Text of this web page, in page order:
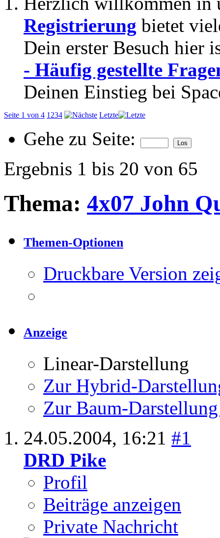
Registrierung bietet
Dein erster Besuch hier
- Häufig gestellte
Deinen Einstieg bei
Seite 1 von 4 1 234 Letzte
Gehe zu Seite:
Ergebnis 1 bis 20 von 65
Thema: 4x07 John
Themen-Optionen
Druckbare Version
Anzeige
Linear-Darstellung
Zur Hybrid-
Zur Baum-
24.05.2004, 16:21 #1
DRD Pike
Profil
Beiträge anzeigen
Private Nachricht